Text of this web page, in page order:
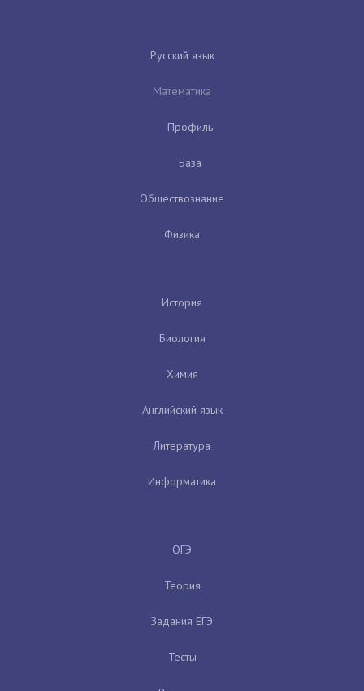
Русский язык
Математика
Профиль
База
Обществознание
Физика
История
Биология
Химия
Английский язык
Литература
Информатика
ОГЭ
Теория
Задания ЕГЭ
Тесты